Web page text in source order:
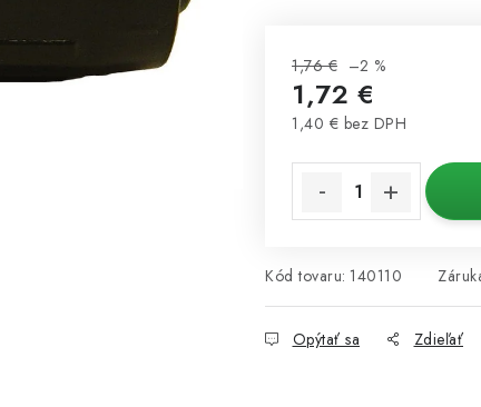
1,76 € –2 %
1,72 €
1,40 € bez DPH
Kód tovaru: 140110
Opýtať sa Zdieľať